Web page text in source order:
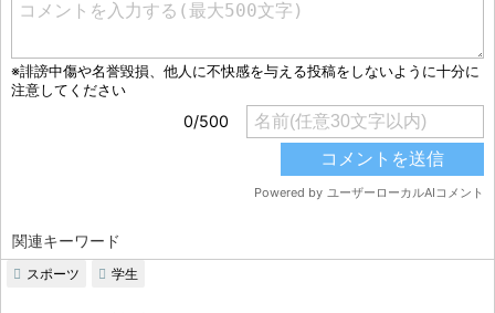
関連キーワード
スポーツ 学生